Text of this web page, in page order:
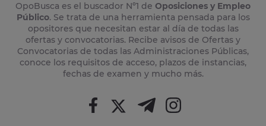
OpoBusca es el buscador Nº1 de Oposiciones y Empleo
Público. Se trata de una herramienta pensada para los
opositores que necesitan estar al día de todas las
ofertas y convocatorias. Recibe avisos de Ofertas y
Convocatorias de todas las Administraciones Públicas,
conoce los requisitos de acceso, plazos de instancias,
fechas de examen y mucho más.